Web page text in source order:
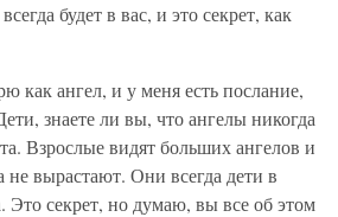
будет в вас, и это секрет, как
как ангел, и у меня есть послание,
знаете ли вы, что ангелы никогда
Взрослые видят больших ангелов и
вырастают. Они всегда дети в
Это секрет, но думаю, вы все об этом